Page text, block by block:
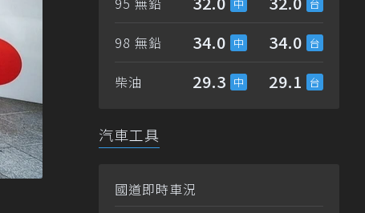
98 無鉛 34.0 34.0
柴油 29.3 29.1
汽車工具
國道即時車況